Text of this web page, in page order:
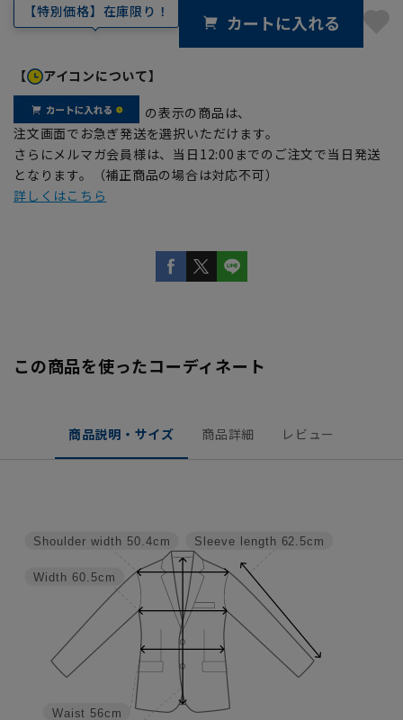
【特別価格】在庫限り！ カートに入れる
【 アイコンについて】
の表示の商品は、
注文画面でお急ぎ発送を選択いただけます。
さらにメルマガ会員様は、当日12:00までのご注文で当日発送
となります。（補正商品の場合は対応不可）
詳しくはこちら
この商品を使ったコーディネート
商品説明・サイズ 商品詳細 レビュー
Sleeve length 62.5cm
Waist 56cm
Width 60.5cm
Shoulder width 50.4cm